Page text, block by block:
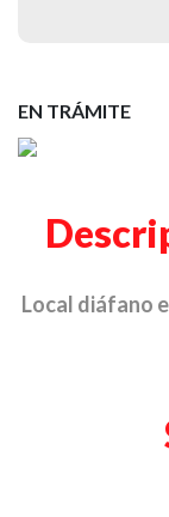
EN TRÁMITE
Local diáfano